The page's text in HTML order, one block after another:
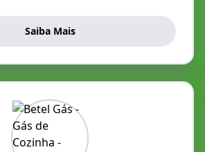
Saiba Mais